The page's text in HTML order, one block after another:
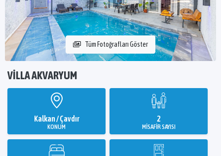
Tüm Fotoğrafları Göster
VILLA AKVARYUM
Kalkan / Çavdır
KONUM
2
MISAFIR SAYISI